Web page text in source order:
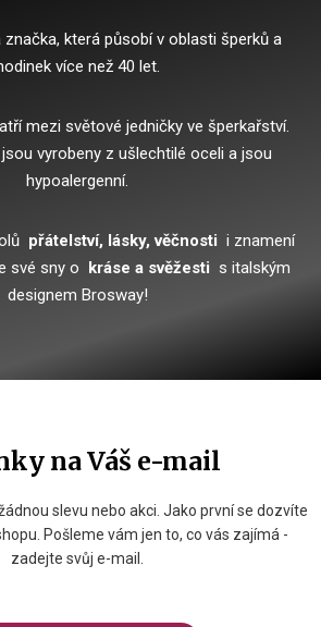
která působí v oblasti šperků a
více než 40 let.
mezi světové jedničky ve šperkařství.
vyrobeny z ušlechtilé oceli a jsou
hypoalergenní.
přátelství, lásky, věčnosti i znamení
své sny o kráse a svěžesti s italským
designem Brosway!
na Váš e-mail
slevu nebo akci. Jako první se dozvíte
Pošleme vám jen to, co vás zajímá -
zadejte svůj e-mail.